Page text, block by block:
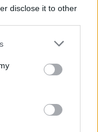
disclose it to other
or more Google
You may click to
party tags to
in below Google
történik